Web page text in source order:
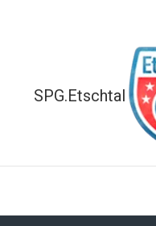
SPG.Etschtal